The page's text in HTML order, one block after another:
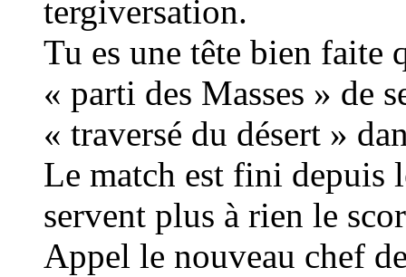
tergiversation.
Tu es une tête bien faite
« parti des Masses » de
« traversé du désert »
Le match est fini depuis
servent plus à rien le
Appel le nouveau chef